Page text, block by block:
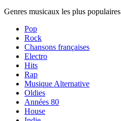
Genres musicaux les plus populaires
Pop
Rock
Chansons françaises
Electro
Hits
Rap
Musique Alternative
Oldies
Années 80
House